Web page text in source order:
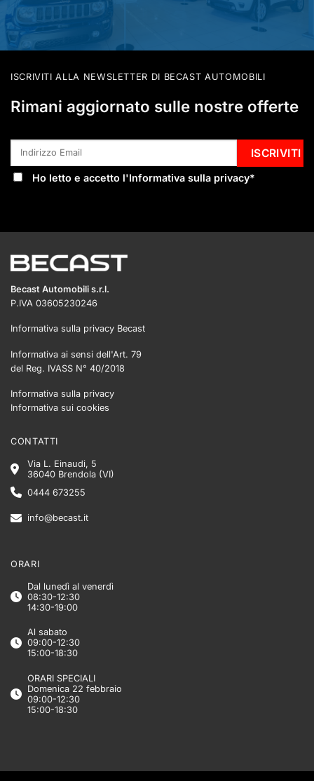
ISCRIVITI ALLA NEWSLETTER DI BECAST AUTOMOBILI
Rimani aggiornato sulle nostre offerte
Ho letto e accetto l'Informativa sulla privacy*
Becast Automobili s.r.l.
P.IVA 03605230246
Informativa sulla privacy Becast
Informativa ai sensi dell'Art. 79
del Reg. IVASS N° 40/2018
Informativa sulla privacy
Informativa sui cookies
CONTATTI
Via L. Einaudi, 5
36040 Brendola (VI)
0444 673255
info@becast.it
ORARI
Dal lunedì al venerdì
08:30-12:30
14:30-19:00
Al sabato
09:00-12:30
15:00-18:30
ORARI SPECIALI
Domenica 22 febbraio
09:00-12:30
15:00-18:30